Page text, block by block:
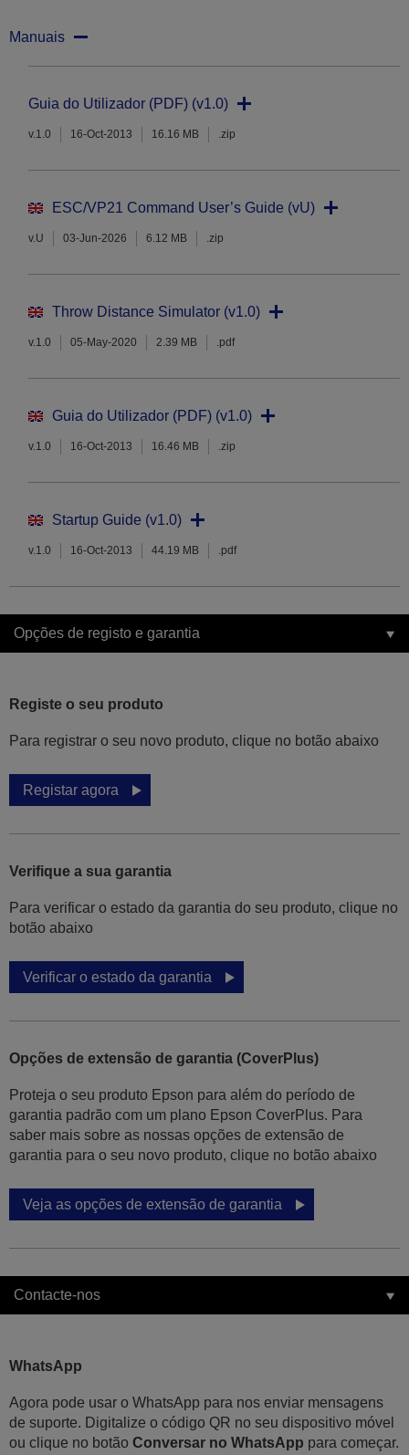
Manuais
Guia do Utilizador (PDF) (v1.0)
v.1.0 16-Oct-2013 16.16 MB .zip
ESC/VP21 Command User’s Guide (vU)
v.U 03-Jun-2026 6.12 MB .zip
Throw Distance Simulator (v1.0)
v.1.0 05-May-2020 2.39 MB .pdf
Guia do Utilizador (PDF) (v1.0)
v.1.0 16-Oct-2013 16.46 MB .zip
Startup Guide (v1.0)
v.1.0 16-Oct-2013 44.19 MB .pdf
Opções de registo e garantia
Registe o seu produto
Para registrar o seu novo produto, clique no botão abaixo
Registar agora
Verifique a sua garantia
Para verificar o estado da garantia do seu produto, clique no
botão abaixo
Verificar o estado da garantia
Opções de extensão de garantia (CoverPlus)
Proteja o seu produto Epson para além do período de
garantia padrão com um plano Epson CoverPlus. Para
saber mais sobre as nossas opções de extensão de
garantia para o seu novo produto, clique no botão abaixo
Veja as opções de extensão de garantia
Contacte-nos
WhatsApp
Agora pode usar o WhatsApp para nos enviar mensagens
de suporte. Digitalize o código QR no seu dispositivo móvel
ou clique no botão Conversar no WhatsApp para começar.